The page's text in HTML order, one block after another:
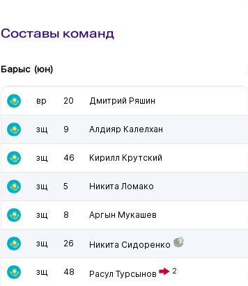
Составы команд
Барыс (юн)
вр 20 Дмитрий Ряшин
зщ 9 Алдияр Калелхан
зщ 46 Кирилл Крутский
зщ 5 Никита Ломако
зщ 8 Аргын Мукашев
зщ 26 Никита Сидоренко
зщ 48 Расул Турсынов 2